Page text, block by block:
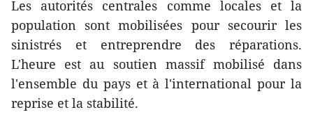
Les autorités centrales comme locales et la
population sont mobilisées pour secourir les
sinistrés et entreprendre des réparations.
L'heure est au soutien massif mobilisé dans
l'ensemble du pays et à l'international pour la
reprise et la stabilité.